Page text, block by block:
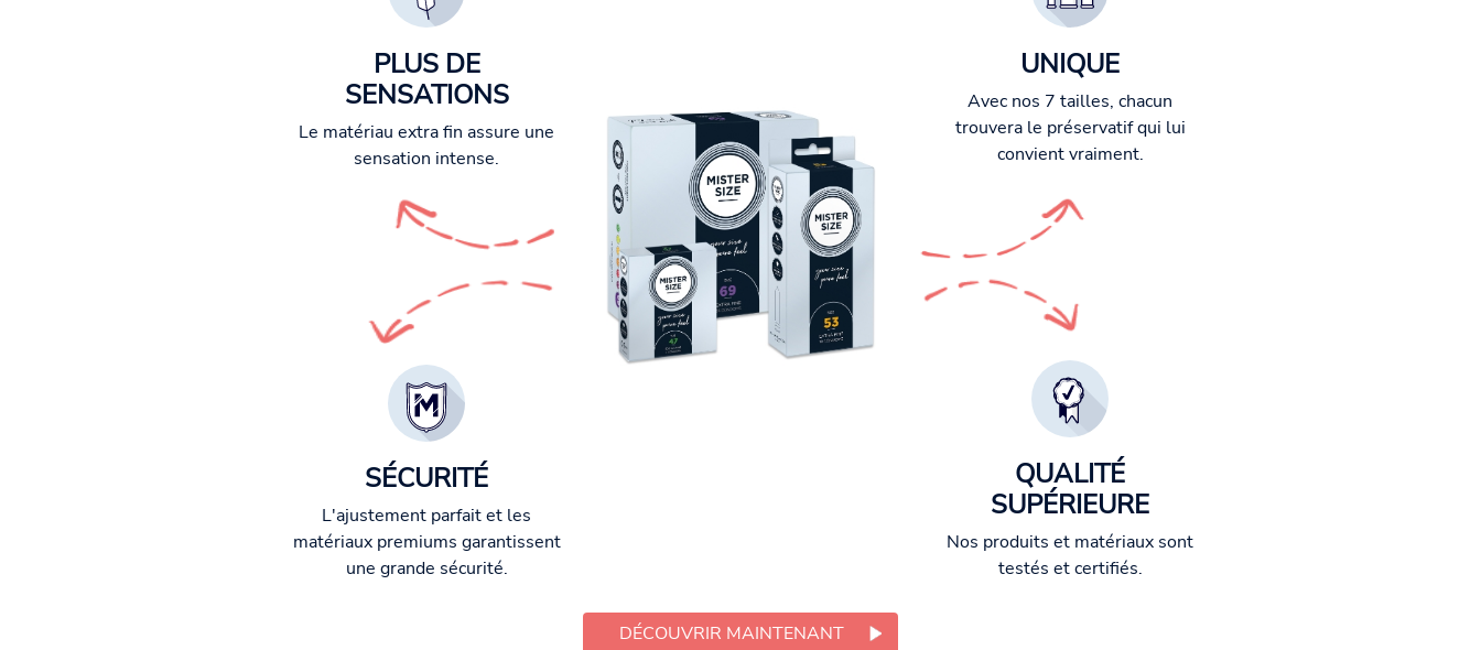
PLUS DE
SENSATIONS
Le matériau extra fin assure une
sensation intense.
SÉCURITÉ
L'ajustement parfait et les
matériaux premiums garantissent
une grande sécurité.
UNIQUE
Avec nos 7 tailles, chacun
trouvera le préservatif qui lui
convient vraiment.
QUALITÉ
SUPÉRIEURE
Nos produits et matériaux sont
testés et certifiés.
DÉCOUVRIR MAINTENANT